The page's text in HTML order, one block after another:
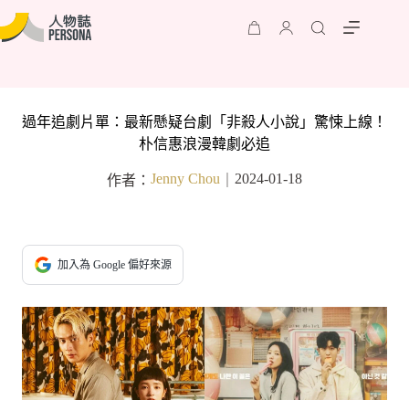
過年追劇片單：最新懸疑台劇「非殺人小說」驚悚上線！
朴信惠浪漫韓劇必追
作者： Jenny Chou 2024-01-18
加入為 Google 偏好來源